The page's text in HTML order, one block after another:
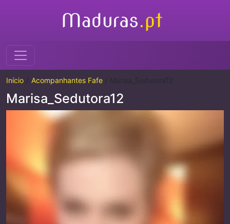
Início Acompanhantes Fafe
Marisa_Sedutora12